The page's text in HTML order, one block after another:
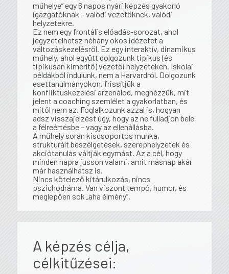
műhelye” egy 6 napos nyári képzés gyakorló
igazgatóknak – valódi vezetőknek, valódi
helyzetekre.
Ez nem egy frontális előadás-sorozat, ahol
jegyzetelhetsz néhány okos idézetet a
változáskezelésről. Ez egy interaktív, dinamikus
műhely, ahol együtt dolgozunk tipikus (és
tipikusan kimerítő) vezetői helyzeteken. Iskolai
példákból indulunk, nem a Harvardról. Dolgozunk
esettanulmányokon, frissítjük a
konfliktuskezelési arzenálod, megnézzük, mit
jelent a coaching szemlélet a gyakorlatban, és
mitől nem az. Foglalkozunk azzal is, hogyan
adsz visszajelzést úgy, hogy az ne fulladjon bele
a félreértésbe – vagy az ellenállásba.
A műhely során kiscsoportos munka,
strukturált beszélgetések, szerephelyzetek és
akciótanulás váltják egymást. Az a cél, hogy
minden napra jusson valami, amit másnap akár
már használhatsz is.
Nincs kötelező kitárulkozás, nincs
pszichodráma. Van viszont tempó, humor, és
meglepően sok „aha élmény”.
A képzés célja,
célkitűzései: